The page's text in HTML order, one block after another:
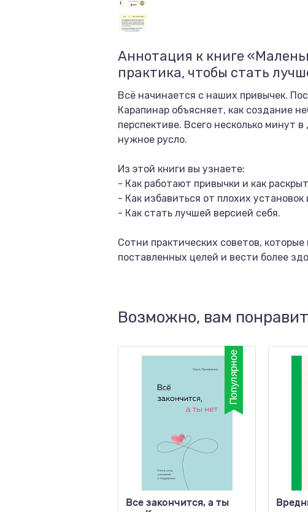
Аннотация к книге
практика, чтобы стать
Всё начинается с наших привычек.
Карапинар объясняет, как создание
перспективе. Всего несколько минут
нужное русло.
Из этой книги вы узнаете:
- Как работают привычки и как
- Как избавиться от плохих
- Как стать лучшей версией себя.
Сотни практических советов,
поставленных целей и вести более
Возможно, вам
Все закончится, а ты